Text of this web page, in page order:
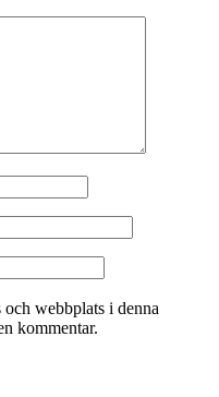
och webbplats i denna
kommentar.